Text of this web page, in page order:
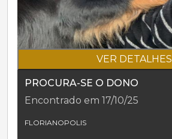
VER DETALHES
PROCURA-SE O DONO
Encontrado em 17/10/25
FLORIANOPOLIS